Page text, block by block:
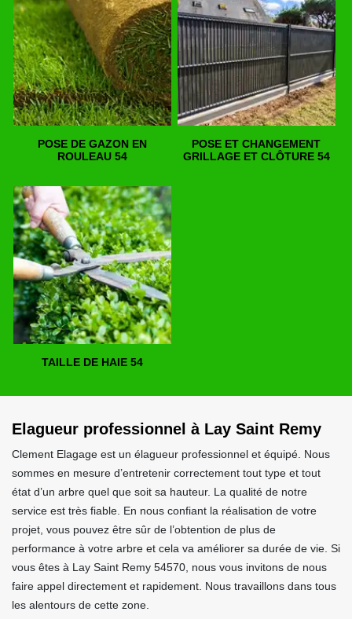
POSE DE GAZON EN
ROULEAU 54
POSE ET CHANGEMENT
GRILLAGE ET CLÔTURE 54
TAILLE DE HAIE 54
Elagueur professionnel à Lay Saint Remy
Clement Elagage est un élagueur professionnel et équipé. Nous
sommes en mesure d’entretenir correctement tout type et tout
état d’un arbre quel que soit sa hauteur. La qualité de notre
service est très fiable. En nous confiant la réalisation de votre
projet, vous pouvez être sûr de l’obtention de plus de
performance à votre arbre et cela va améliorer sa durée de vie. Si
vous êtes à Lay Saint Remy 54570, nous vous invitons de nous
faire appel directement et rapidement. Nous travaillons dans tous
les alentours de cette zone.